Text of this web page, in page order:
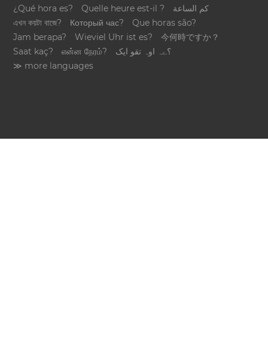
¿Qué hora es?
Quelle heure est-il ?
كم الساعة
এখন কয়টা বাজে?
Который час?
Que horas são?
Jam berapa?
Wieviel Uhr ist es?
今何時ですか？
Saat kaç?
என்ன நேரம்?
؟ےہ اوہ تقو ایک
≫ more languages